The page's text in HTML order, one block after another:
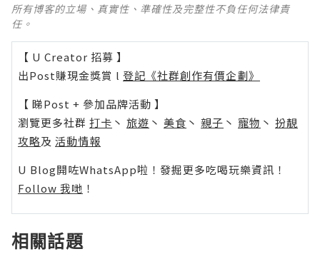
所有博客的立場、真實性、準確性及完整性不負任何法律責
任。
【 U Creator 招募 】
出Post賺現金獎賞 l 登記《社群創作有價企劃》
【 睇Post + 參加品牌活動 】
瀏覽更多社群 打卡 丶 旅遊 丶 美食 丶 親子 丶 寵物 丶 扮靚
攻略及 活動情報
U Blog開咗WhatsApp啦！發掘更多吃喝玩樂資訊！
Follow 我哋 ！
相關話題